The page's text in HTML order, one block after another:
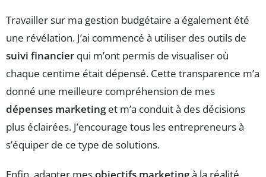
Travailler sur ma gestion budgétaire a également été
une révélation. J’ai commencé à utiliser des outils de
suivi financier qui m’ont permis de visualiser où
chaque centime était dépensé. Cette transparence m’a
donné une meilleure compréhension de mes
dépenses marketinget m’a conduit à des décisions
plus éclairées. J’encourage tous les entrepreneurs à
s’équiper de ce type de solutions.